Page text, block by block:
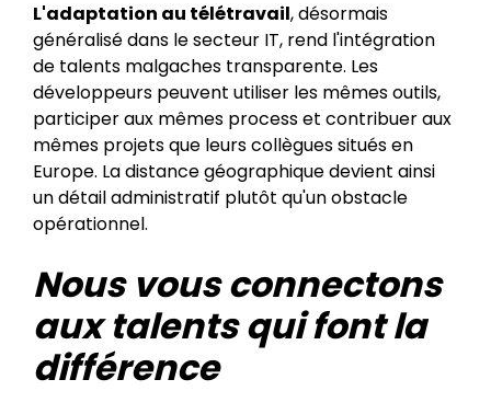
L'adaptation au télétravail, désormais
généralisé dans le secteur IT, rend l'intégration
de talents malgaches transparente. Les
développeurs peuvent utiliser les mêmes outils,
participer aux mêmes process et contribuer aux
mêmes projets que leurs collègues situés en
Europe. La distance géographique devient ainsi
un détail administratif plutôt qu'un obstacle
opérationnel.
Nous vous connectons
aux talents qui font la
différence